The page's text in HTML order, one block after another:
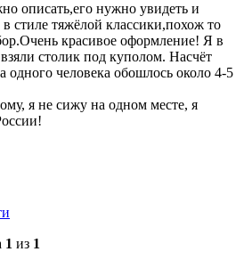
описать,его нужно увидеть и
в стиле тяжёлой классики,похож то
красивое оформление! Я в
столик под куполом. Насчёт
одного человека обошлось около 4-5
я не сижу на одном месте, я
1 из 1